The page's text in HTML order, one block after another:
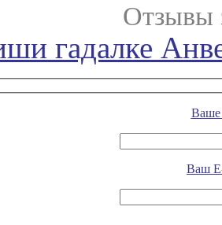
Отзывы
гадалке
Ваше
Ваш